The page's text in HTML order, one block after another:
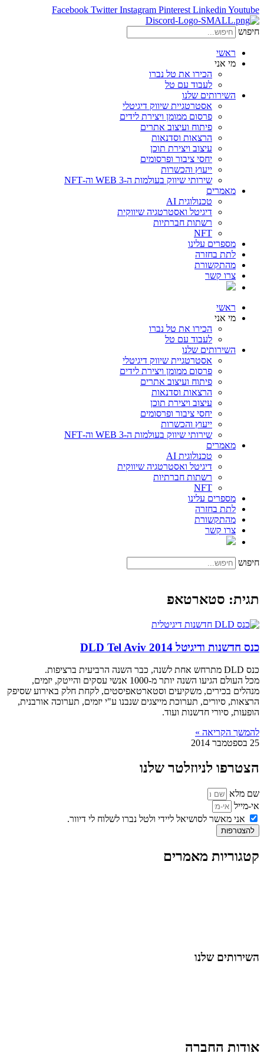
Facebook Twitter Instagram Pinterest Linkedin Youtube
חיפוש
ראשי
מי אני
הכירו את טל נברו
לעבוד עם טל
השירותים שלנו
אסטרטגיית שיווק דיגיטלי
פרסום ממומן ויצירת לידים
פיתוח ועיצוב אתרים
הרצאות וסדנאות
עיצוב ויצירת תוכן
יחסי ציבור ופרסומים
ייעוץ והכשרות
שירותי שיווק בעולמות ה-WEB 3 וה-NFT
מאמרים
טכנולוגית AI
דיגיטל ואסטרטגיה שיווקית
רשתות חברתיות
NFT
מספרים עלינו
לתת בחזרה
מהתקשורת
צרו קשר
ראשי
מי אני
הכירו את טל נברו
לעבוד עם טל
השירותים שלנו
אסטרטגיית שיווק דיגיטלי
פרסום ממומן ויצירת לידים
פיתוח ועיצוב אתרים
הרצאות וסדנאות
עיצוב ויצירת תוכן
יחסי ציבור ופרסומים
ייעוץ והכשרות
שירותי שיווק בעולמות ה-WEB 3 וה-NFT
מאמרים
טכנולוגית AI
דיגיטל ואסטרטגיה שיווקית
רשתות חברתיות
NFT
מספרים עלינו
לתת בחזרה
מהתקשורת
צרו קשר
חיפוש
תגית: סטארטאפ
כנס חדשנות ודיגיטל DLD Tel Aviv 2014
כנס DLD מתרחש אחת לשנה, כבר השנה הרביעית ברציפות.
מכל העולם הגיעו השנה יותר מ-1000 אנשי עסקים והייטק, יזמים,
מנהלים בכירים, משקיעים וסטארטאפיסטים, לקחת חלק באירוע שסיפק
הרצאות, סיורים, תערוכת מייצגים שנבנו ע"י יזמים, תערוכה אורבנית,
הופעות, סיורי חדשנות ועוד.
להמשך הקריאה »
25 בספטמבר 2014
הצטרפו לניוזלטר שלנו
שם מלא
אי-מייל
אני מאשר לסושיאל ליידי ולטל נברו לשלוח לי דיוור.
להצטרפות
קטגוריות מאמרים
השירותים שלנו
אודות החברה